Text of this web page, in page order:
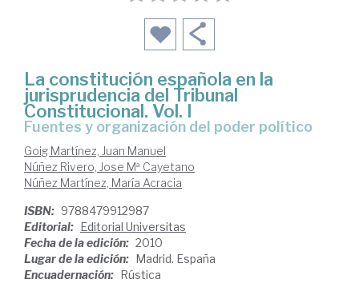
La constitución española en la
jurisprudencia del Tribunal
Constitucional. Vol. I
Fuentes y organización del poder político
Goig Martínez, Juan Manuel
Núñez Rivero, Jose Mª Cayetano
Núñez Martínez, María Acracia
ISBN: 9788479912987
Editorial: Editorial Universitas
Fecha de la edición: 2010
Lugar de la edición: Madrid. España
Encuadernación: Rústica